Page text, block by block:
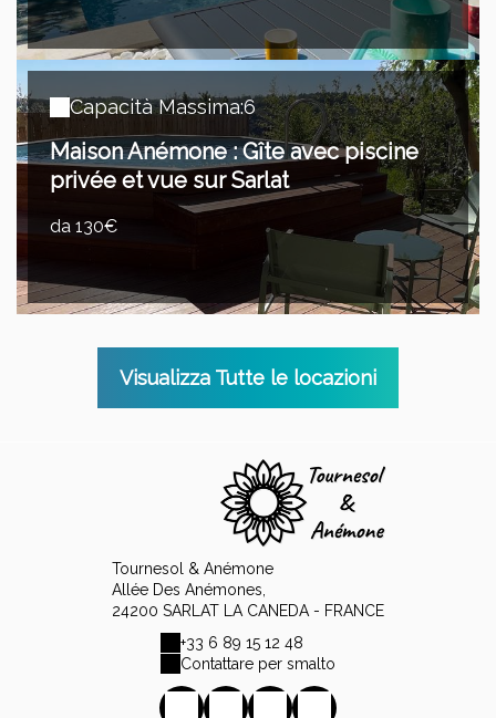
Capacità Massima:6
Maison Anémone : Gîte avec piscine
privée et vue sur Sarlat
da 130€
Visualizza Tutte le locazioni
Tournesol & Anémone
Allée Des Anémones,
24200 SARLAT LA CANEDA - FRANCE
+33 6 89 15 12 48
Contattare per smalto